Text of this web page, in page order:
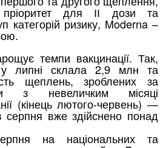
для ІІ дози та
категорій ризику, Moderna –
темпи вакцинації. Так,
у липні склала 2,9 млн та
щеплень, зроблених за
з невеличким місяці
(кінець лютого-червень) —
вже здійснено понад
на національних та